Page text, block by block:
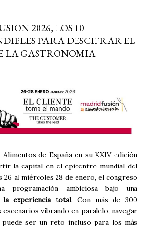
crujientes al horno van a cambiar
forma de ver las legumbres. Olvídate de
únicamente a los guisos tradicionales y
alubia de La Bañeza en un snack ligero,
de proteína y 100% natural. Es el
a los frutos se...
2026, LOS 10
PARA DESCIFRAR EL
LA GASTRONOMIA
de España en su XXIV edición
la capital en el epicentro mundial del
26 al miércoles 28 de enero, el congreso
programación ambiciosa bajo una
la experiencia total. Con más de 300
escenarios vibrando en paralelo, navegar
ser un reto incluso para los más